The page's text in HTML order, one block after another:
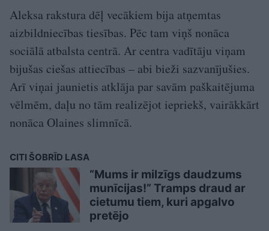
Aleksa rakstura dēļ vecākiem bija atņemtas
aizbildniecības tiesības. Pēc tam viņš nonāca
sociālā atbalsta centrā. Ar centra vadītāju viņam
bijušas ciešas attiecības – abi bieži sazvanījušies.
Arī viņai jaunietis atklāja par savām paškaitējuma
vēlmēm, daļu no tām realizējot iepriekš, vairākkārt
nonāca Olaines slimnīcā.
CITI ŠOBRĪD LASA
“Mums ir milzīgs daudzums
munīcijas!” Tramps draud ar
cietumu tiem, kuri apgalvo
pretējo